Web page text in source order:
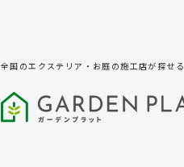
全国のエクステリア・お庭の施工店が探せる